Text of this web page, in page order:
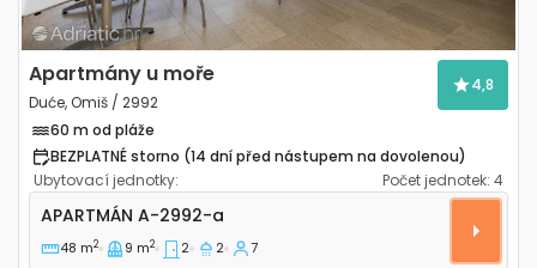
Apartmány u moře
Duće, Omiš / 2992
4,8
60 m od pláže
BEZPLATNÉ storno (14 dní před nástupem na dovolenou)
Ubytovací jednotky:
Počet jednotek: 4
Dvoupokojový apartmán Duće, Omiš A-2992-a
APARTMÁN A-2992-a
48 m2 9 m2 2 2 7